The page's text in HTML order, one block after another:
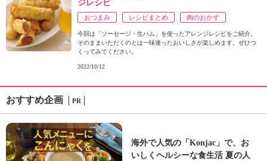
ジレシピ
おつまみ レシピまとめ 肉のおかず
今回は「ソーセージ・生ハム」を使ったアレンジレシピをご紹介。
そのままいただくのとは一味違ったおいしさが楽しめます。ぜひつ
くってみてください。
2022/10/12
おすすめ企画 PR
海外で人気の「Konjac」で、お
いしくヘルシーな食生活 夏の人